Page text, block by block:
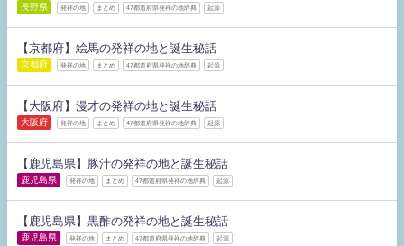
長野県 発祥の地 まとめ 47都道府県発祥の地辞典 起源
【京都府】絵馬の発祥の地と誕生秘話
京都府 発祥の地 まとめ 47都道府県発祥の地辞典 起源
【大阪府】漫才の発祥の地と誕生秘話
大阪府 発祥の地 まとめ 47都道府県発祥の地辞典 起源
【鹿児島県】豚汁の発祥の地と誕生秘話
鹿児島県 発祥の地 まとめ 47都道府県発祥の地辞典 起源
【鹿児島県】黒酢の発祥の地と誕生秘話
鹿児島県 発祥の地 まとめ 47都道府県発祥の地辞典 起源